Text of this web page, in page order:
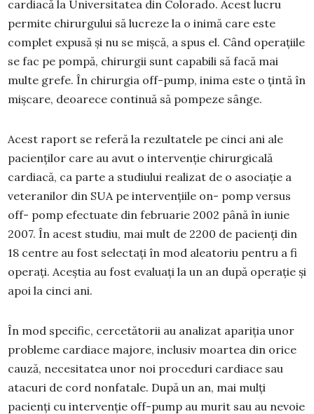
cardiacă la Universitatea din Colorado. Acest lucru
permite chirurgului să lucreze la o inimă care este
complet expusă și nu se mișcă, a spus el. Când operațiile
se fac pe pompă, chirurgii sunt capabili să facă mai
multe grefe. În chirurgia off-pump, inima este o țintă în
mișcare, deoarece continuă să pompeze sânge.
Acest raport se referă la rezultatele pe cinci ani ale
pacienților care au avut o intervenție chirurgicală
cardiacă, ca parte a studiului realizat de o asociație a
veteranilor din SUA pe intervențiile on- pomp versus
off- pomp efectuate din februarie 2002 până în iunie
2007. În acest studiu, mai mult de 2200 de pacienți din
18 centre au fost selectați în mod aleatoriu pentru a fi
operați. Aceștia au fost evaluați la un an după operație și
apoi la cinci ani.
În mod specific, cercetătorii au analizat apariția unor
probleme cardiace majore, inclusiv moartea din orice
cauză, necesitatea unor noi proceduri cardiace sau
atacuri de cord nonfatale. După un an, mai mulți
pacienți cu intervenție off-pump au murit sau au nevoie